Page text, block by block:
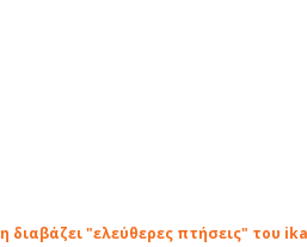
διαβάζει "ελεύθερες πτήσεις" του